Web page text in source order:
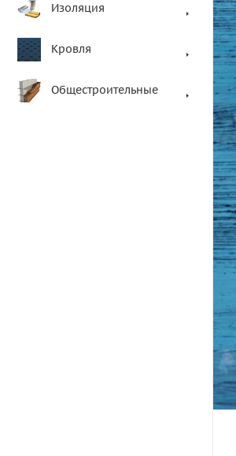
Изоляция
Кровля
Общестроительные